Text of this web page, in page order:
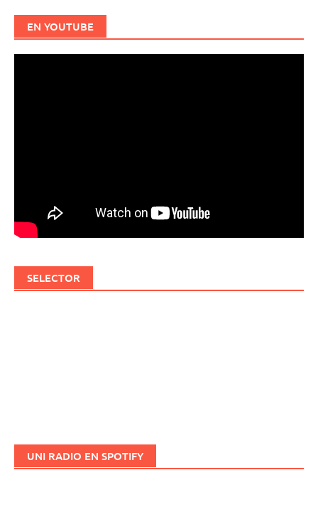
EN YOUTUBE
SELECTOR
UNI RADIO EN SPOTIFY